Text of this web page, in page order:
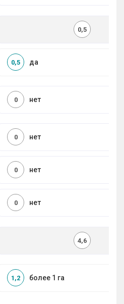
0,5
да
0,5
нет
0
нет
0
нет
0
нет
0
4,6
более 1 га
1,2